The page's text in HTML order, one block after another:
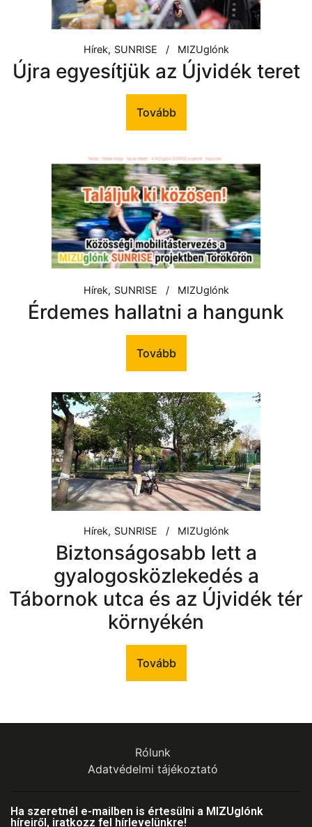
Hírek SUNRISE MIZUglónk
Újra egyesítjük az Újvidék teret
Tovább
Hírek SUNRISE MIZUglónk
Érdemes hallatni a hangunk
Tovább
Hírek SUNRISE MIZUglónk
Biztonságosabb lett a
gyalogosközlekedés a
Tábornok utca és az Újvidék tér
környékén
Tovább
Rólunk
Adatvédelmi tájékoztató
Ha szeretnél e-mailben is értesülni a MIZUglónk
híreiről, iratkozz fel hírlevelünkre!